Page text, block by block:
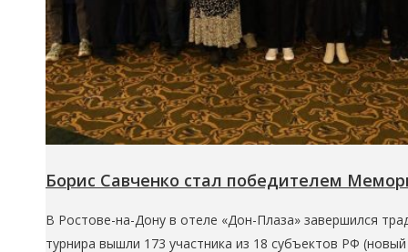
Борис Савченко стал победителем
В Ростове-на-Дону в отеле «Дон-Плаза» завершился
турнира вышли 173 участника из 18 субъектов РФ